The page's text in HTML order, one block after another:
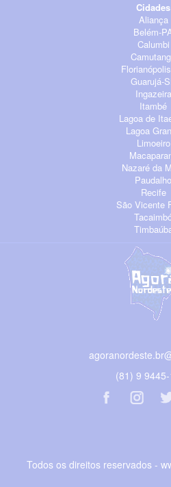
Cidades
Aliança
Belém-
Calumbi
Guarujá-
Ingazeira
Itambé
Lagoa de
Lagoa
Limoeiro
Nazaré da
Paudalho
Recife
São Vicente
(81) 9
Todos os direitos reservados -